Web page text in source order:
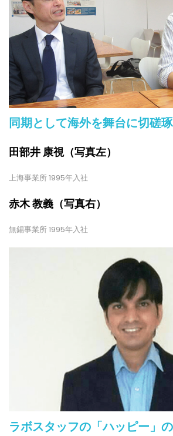
同期として海外を舞台に切磋
田部井 康視（写真左）
上海事業所 1995年入社
赤木 教義（写真右）
無錫事業所 1995年入社
ラボスタッフの「ハッピー」